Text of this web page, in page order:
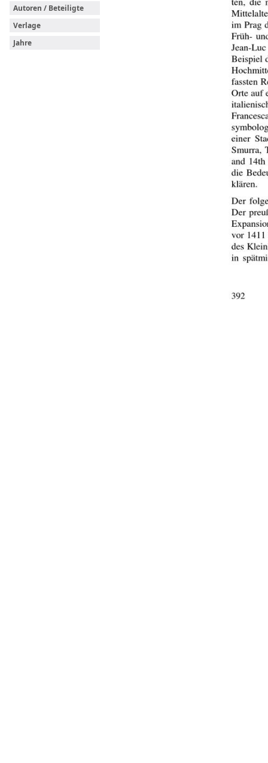
Autoren / Beteiligte
Verlage
Jahre